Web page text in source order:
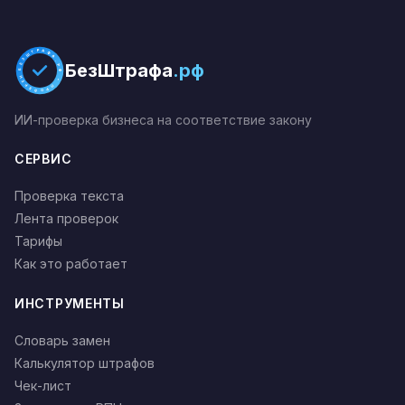
БЕЗШТРАФА.РФ * ПРОВЕРЕНО *БезШтрафа.рф
ИИ-проверка бизнеса на соответствие закону
СЕРВИС
Проверка текста
Лента проверок
Тарифы
Как это работает
ИНСТРУМЕНТЫ
Словарь замен
Калькулятор штрафов
Чек-лист